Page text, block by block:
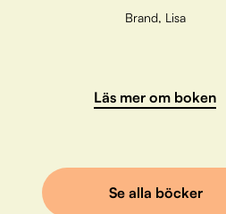
Brand, Lisa
Läs mer om boken
Se alla böcker